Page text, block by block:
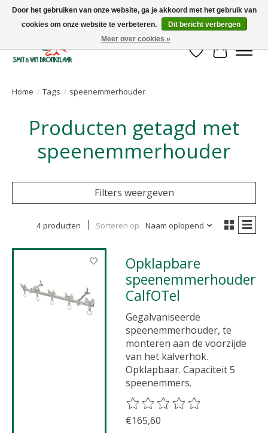
Uw leverancier voor stalinrichtingen en het opruwen van betonvloeren!
Verlanglijst
Home / Tags / speenemmerhouder
Producten getagd met
speenemmerhouder
Filters weergeven
4 producten Sorteren op Naam oplopend
Opklapbare
speenemmerhouder
CalfOTel
Gegalvaniseerde
speenemmerhouder, te
monteren aan de voorzijde
van het kalverhok.
Opklapbaar. Capaciteit 5
speenemmers.
De beoordeling van dit
€165,60
Door het gebruiken van onze website, ga je akkoord met het gebruik van
cookies om onze website te verbeteren.
Dit bericht verbergen
Meer over cookies »